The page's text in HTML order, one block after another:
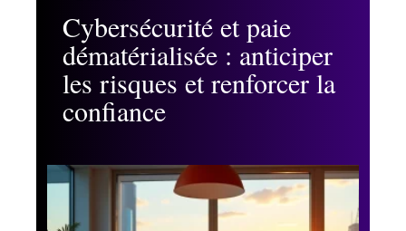
Cybersécurité et paie
dématérialisée : anticiper
les risques et renforcer la
confiance